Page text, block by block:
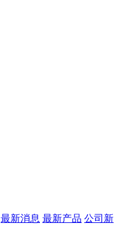
最新消息 最新产品 公司新